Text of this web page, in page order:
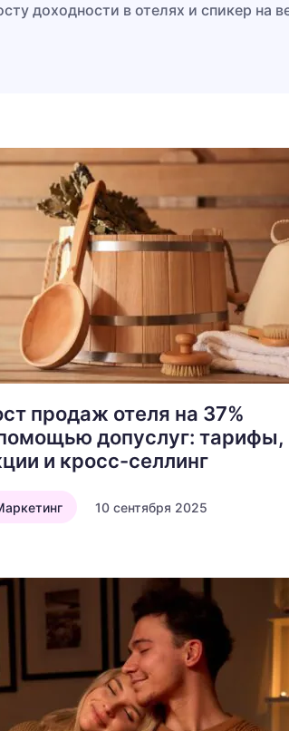
доходности в отелях и спикер
продаж отеля на 37%
допуслуг: тарифы,
и кросс-селлинг
10 сентября 2025